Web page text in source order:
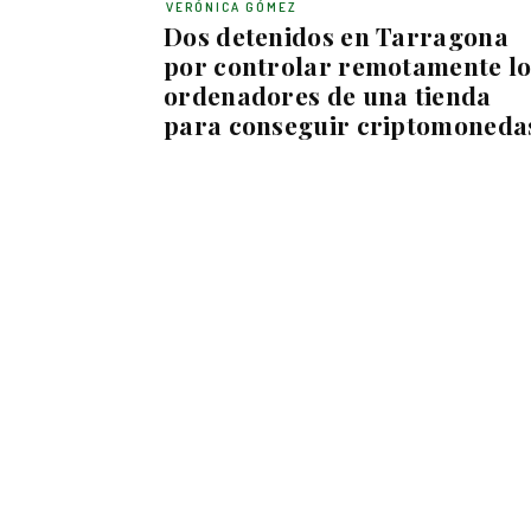
Dos detenidos en Tarragona
por controlar remotamente
ordenadores de una tienda
para conseguir
VERÓNICA GÓMEZ